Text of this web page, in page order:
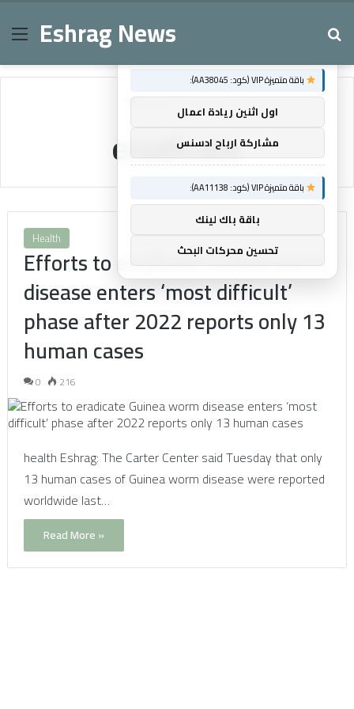
MenuEshrag News
Home/eradicate
eradicate
Health
Efforts to eradicate Guinea worm
disease enters ‘most difficult’
phase after 2022 reports only 13
human cases
0 216
health Eshrag: The Carter Center said Tuesday that only
13 human cases of Guinea worm disease were reported
worldwide last…
Read More »
×
باقة متميزة VIP (كود: AA38045):
اول اثنين ريادة اعمال
مشاركة ارباح ادسنس
باقة متميزة VIP (كود: AA11138):
باقة باك لينك
تحسين محركات البحث